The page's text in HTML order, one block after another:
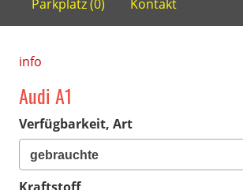
Parkplatz (0) Kontakt
info
Audi A1
Verfügbarkeit, Art
Kraftstoff